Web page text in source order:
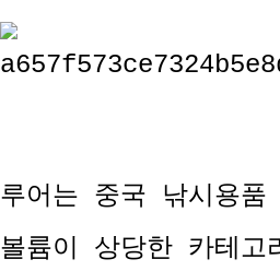
루어는 중국 낚시용품
볼륨이 상당한 카테고